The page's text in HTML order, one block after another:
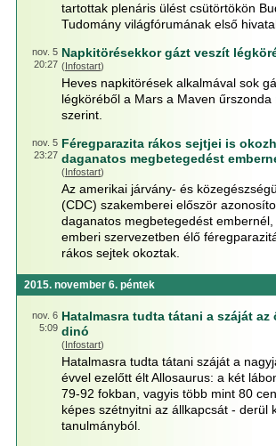
tartottak plenáris ülést csütörtökön
Tudomány világfórumának első
nov. 5
20:27
Napkitörésekkor gázt veszít
(Infostart)
Heves napkitörések alkalmával sok
légköréből a Mars a Maven űrszonda
szerint.
nov. 5
23:27
Féregparazita rákos sejtjei is
daganatos megbetegedést
(Infostart)
Az amerikai járvány- és
(CDC) szakemberei először
daganatos megbetegedést
emberi szervezetben élő
rákos sejtek okoztak.
2015. november 6. péntek
nov. 6
5:09
Hatalmasra tudta tátani a száját az
dinó
(Infostart)
Hatalmasra tudta tátani száját a
évvel ezelőtt élt Allosaurus: a két
79-92 fokban, vagyis több mint 80
képes szétnyitni az állkapcsát - derül
tanulmányból.